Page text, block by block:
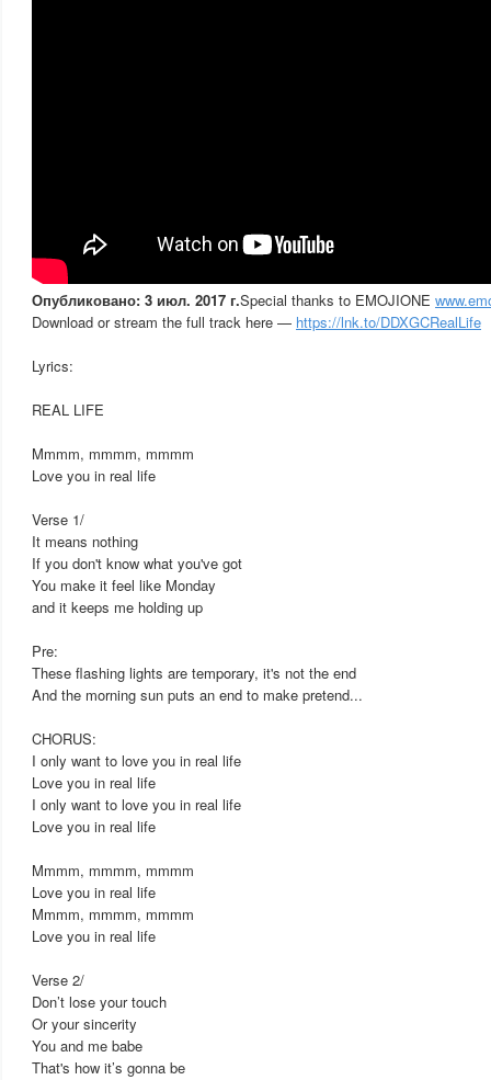
Опубликовано: 3 июл. 2017 г.Special thanks to EMOJIONE
Download or stream the full track here — https://lnk.to/DDXGCRealLife
Lyrics:
REAL LIFE
Mmmm, mmmm, mmmm
Love you in real life
Verse 1/
It means nothing
If you don't know what you've got
You make it feel like Monday
and it keeps me holding up
Pre:
These flashing lights are temporary, it's not the end
And the morning sun puts an end to make pretend...
CHORUS:
I only want to love you in real life
Love you in real life
I only want to love you in real life
Love you in real life
Mmmm, mmmm, mmmm
Love you in real life
Mmmm, mmmm, mmmm
Love you in real life
Verse 2/
Don’t lose your touch
Or your sincerity
You and me babe
That's how it’s gonna be